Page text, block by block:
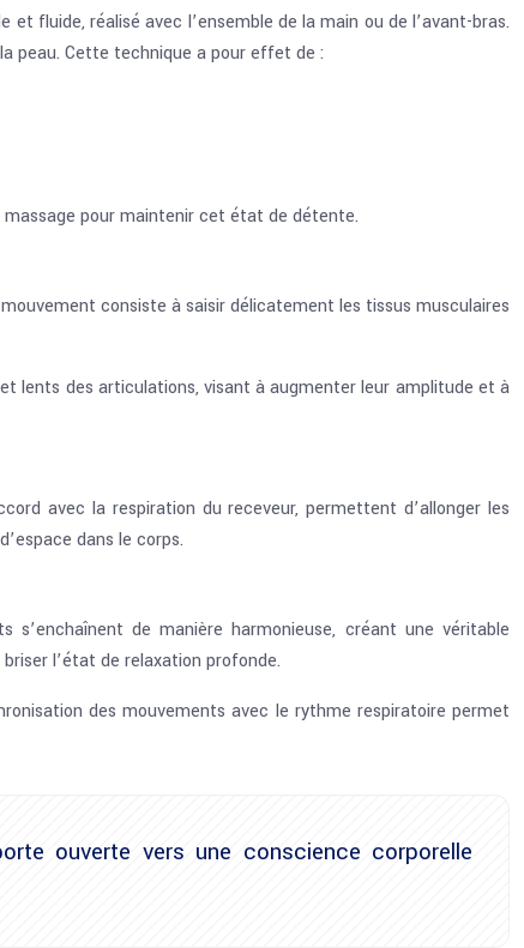
fluide, réalisé avec l’ensemble de la main ou de l’avant-bras.
peau. Cette technique a pour effet de :
pour maintenir cet état de détente.
consiste à saisir délicatement les tissus musculaires
lents des articulations, visant à augmenter leur amplitude et à
avec la respiration du receveur, permettent d’allonger les
dans le corps.
de manière harmonieuse, créant une véritable
l’état de relaxation profonde.
des mouvements avec le rythme respiratoire permet
ouverte vers une conscience corporelle